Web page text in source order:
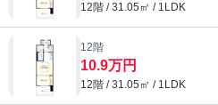
12階 / 31.05㎡ / 1LDK
12階
10.9万円
12階 / 31.05㎡ / 1LDK